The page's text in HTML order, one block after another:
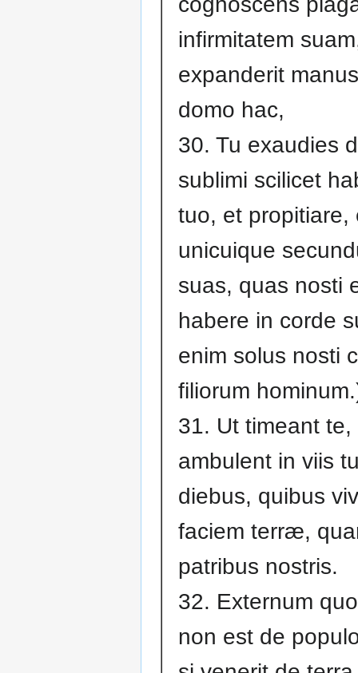
infirmitatem
expanderit
domo hac,
30. Tu exaudies
sublimi scilicet
tuo, et propitiare,
unicuique
suas, quas nosti
habere in corde
enim solus nosti
filiorum
31. Ut timeant te,
ambulent in viis
diebus, quibus
faciem terræ,
patribus nostris.
32. Externum
non est de